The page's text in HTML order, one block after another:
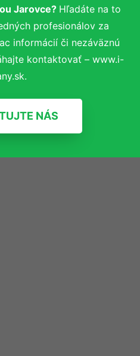
Jarovce? Hľadáte na to
profesionálov za
informácií či nezáväznú
kontaktovať – www.i-
NÁS